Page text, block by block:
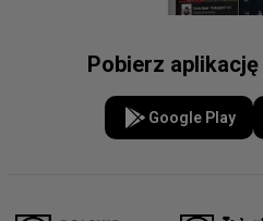
Pobierz
Google Play